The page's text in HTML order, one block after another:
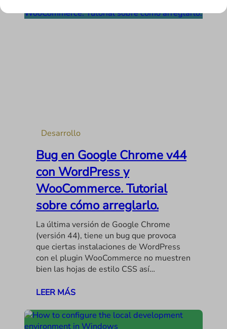
Desarrollo
Bug en Google Chrome v44
con WordPress y
WooCommerce. Tutorial
sobre cómo arreglarlo.
La última versión de Google Chrome
(versión 44), tiene un bug que provoca
que ciertas instalaciones de WordPress
con el plugin WooCommerce no muestren
bien las hojas de estilo CSS así…
LEER MÁS